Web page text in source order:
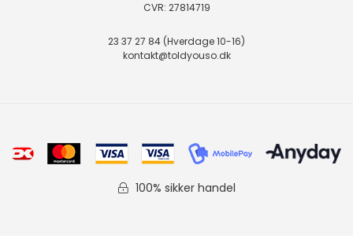
CVR: 27814719
23 37 27 84 (Hverdage 10-16)
kontakt@toldyouso.dk
100% sikker handel